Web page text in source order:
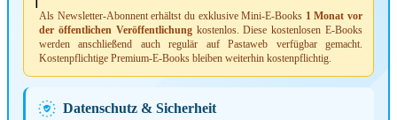
Als Newsletter-Abonnent erhältst du exklusive Mini-E-Books 1 Monat vor
der öffentlichen Veröffentlichungkostenlos. Diese kostenlosen E-Books
werden anschließend auch regulär auf Pastaweb verfügbar gemacht.
Kostenpflichtige Premium-E-Books bleiben weiterhin kostenpflichtig.
Datenschutz & Sicherheit